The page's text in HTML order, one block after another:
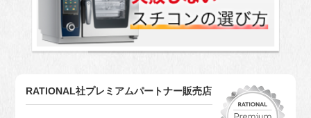
RATIONAL社プレミアムパートナー販売店